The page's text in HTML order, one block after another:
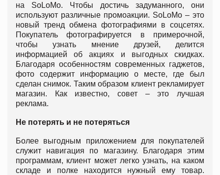
на SoLoMo. Чтобы достичь задуманного, они
используют различные промоакции. SoLoMo – это
новый тренд обмена фотографиями в соцсетях.
Покупатель фотографируется в примерочной,
чтобы узнать мнение друзей, делится
информацией об акциях и выгодных скидках.
Благодаря особенностям современных гаджетов,
фото содержит информацию о месте, где был
сделан снимок. Таким образом клиент рекламирует
магазин. Как известно, совет – это лучшая
реклама.
Не потерять и не потеряться
Более выгодным приложением для покупателей
служит навигация по магазину. Благодаря этим
программам, клиент может легко узнать, на каком
складе и полке находится нужный ему товар.